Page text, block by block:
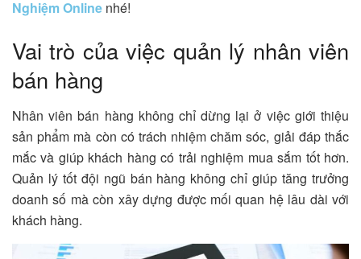
Nghiệm Online nhé!
Vai trò của việc quản lý nhân viên
bán hàng
Nhân viên bán hàng không chỉ dừng lại ở việc giới thiệu
sản phẩm mà còn có trách nhiệm chăm sóc, giải đáp thắc
mắc và giúp khách hàng có trải nghiệm mua sắm tốt hơn.
Quản lý tốt đội ngũ bán hàng không chỉ giúp tăng trưởng
doanh số mà còn xây dựng được mối quan hệ lâu dài với
khách hàng.